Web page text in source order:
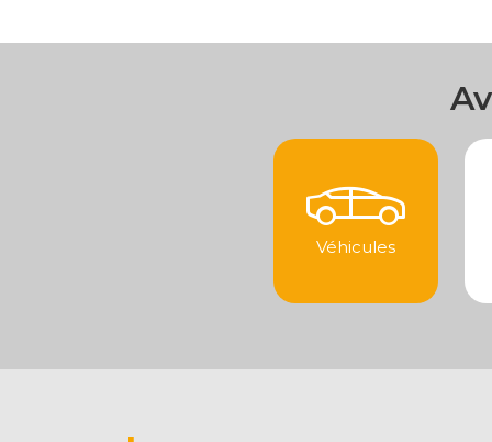
Véhicules